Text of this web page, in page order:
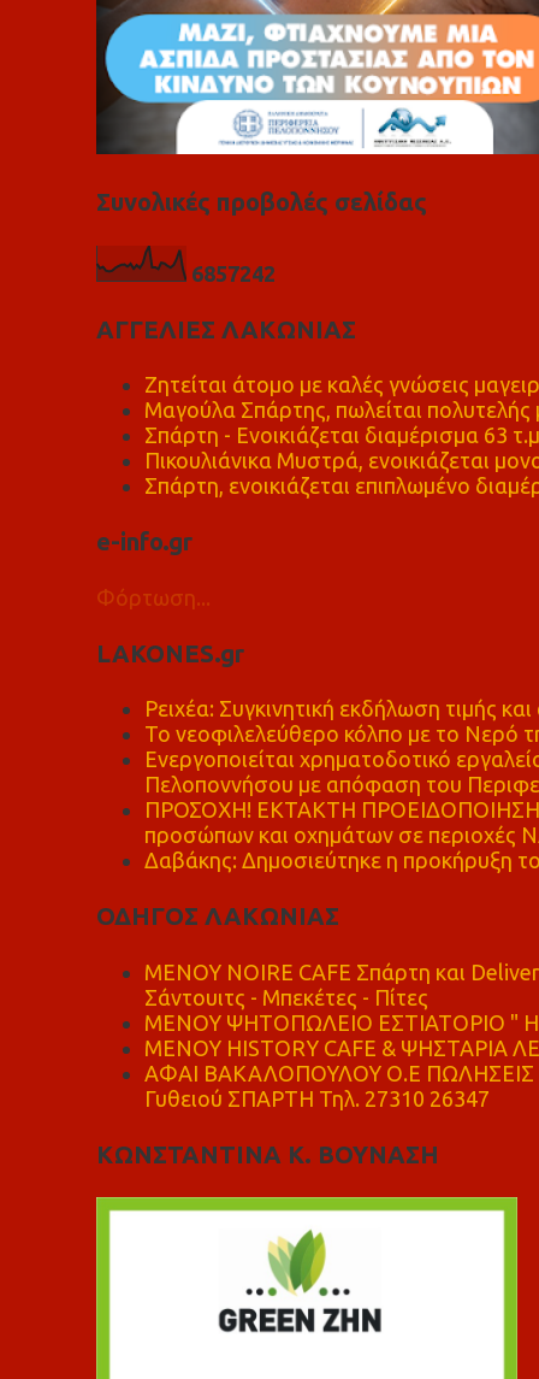
Συνολικές προβολές σελίδας
6857242
ΑΓΓΕΛΙΕΣ ΛΑΚΩΝΙΑΣ
Ζητείται άτομο με καλές γνώσεις
Μαγούλα Σπάρτης, πωλείται πολυτελής
Σπάρτη - Ενοικιάζεται διαμέρισμα 63 τ.μ
Πικουλιάνικα Μυστρά, ενοικιάζεται
Σπάρτη, ενοικιάζεται επιπλωμένο
e-info.gr
Φόρτωση...
LAKONES.gr
Ρειχέα: Συγκινητική εκδήλωση τιμής
Το νεοφιλελεύθερο κόλπο με το Νερό
Ενεργοποιείται χρηματοδοτικό
Πελοποννήσου με απόφαση του
ΠΡΟΣΟΧΗ! ΕΚΤΑΚΤΗ ΠΡΟΕΙΔΟΠΟΙΗΣΗ -
προσώπων και οχημάτων σε περιοχές
Δαβάκης: Δημοσιεύτηκε η προκήρυξη
ΟΔΗΓΟΣ ΛΑΚΩΝΙΑΣ
MENOY NOIRE CAFE Σπάρτη και
Σάντουιτς - Μπεκέτες - Πίτες
ΜΕΝΟΥ ΨΗΤΟΠΩΛΕΙΟ ΕΣΤΙΑΤΟΡΙΟ "
ΜΕΝΟΥ HISTORY CAFE & ΨΗΣΤΑΡΙΑ
ΑΦΑΙ ΒΑΚΑΛΟΠΟΥΛΟΥ Ο.Ε ΠΩΛΗΣΕΙΣ
Γυθειού ΣΠΑΡΤΗ Τηλ. 27310 26347
ΚΩΝΣΤΑΝΤΙΝΑ Κ. ΒΟΥΝΑΣΗ